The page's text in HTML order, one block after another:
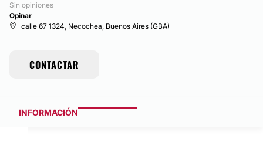
Sin opiniones
Opinar
calle 67 1324, Necochea, Buenos Aires (GBA)
CONTACTAR
INFORMACIÓN